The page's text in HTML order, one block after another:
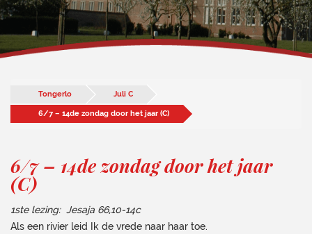
Tongerlo Juli C
6/7 – 14de zondag door het jaar (C)
6/7 – 14de zondag door het jaar
(C)
1ste lezing: Jesaja 66,10-14c
Als een rivier leid Ik de vrede naar haar toe.